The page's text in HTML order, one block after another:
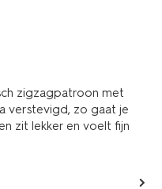
zigzagpatroon met
verstevigd, zo gaat je
zit lekker en voelt fijn